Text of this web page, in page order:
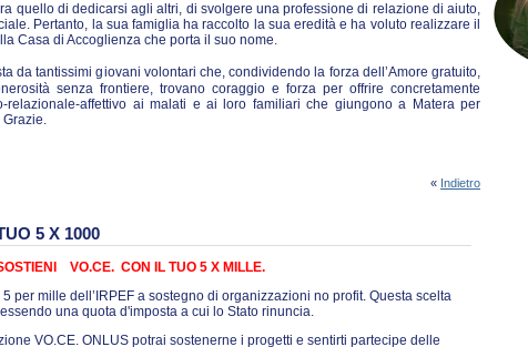
quello di dedicarsi agli altri, di svolgere una professione di relazione di aiuto,
Pertanto, la sua famiglia ha raccolto la sua eredità e ha voluto realizzare il
Casa di Accoglienza che porta il suo nome.
da tantissimi giovani volontari che, condividendo la forza dell’Amore gratuito,
senza frontiere, trovano coraggio e forza per offrire concretamente
relazionale-affettivo ai malati e ai loro familiari che giungono a Matera per
Grazie.
« Indietro
5 X 1000
VO.CE. CON IL TUO 5 X MILLE.
per mille dell’IRPEF a sostegno di organizzazioni no profit. Questa scelta
una quota d'imposta a cui lo Stato rinuncia.
VO.CE. ONLUS potrai sostenerne i progetti e sentirti partecipe delle